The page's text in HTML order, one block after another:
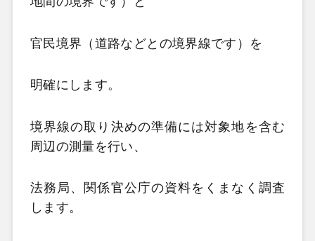
官民境界（道路などとの境界線です）を
明確にします。
境界線の取り決めの準備には対象地を含む
周辺の測量を行い、
法務局、関係官公庁の資料をくまなく調査
します。